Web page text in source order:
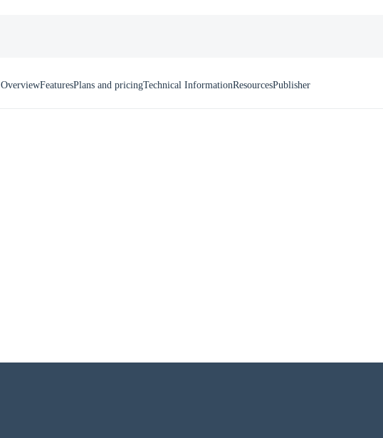
OverviewFeaturesPlans and pricingTechnical InformationResourcesPublisher